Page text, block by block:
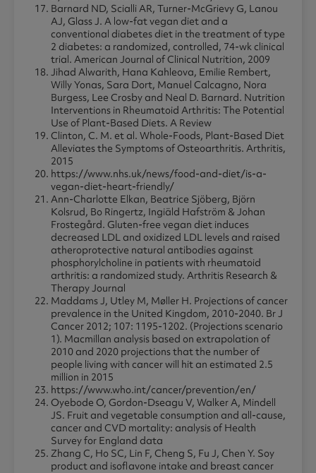
Barnard ND, Scialli AR, Turner-McGrievy G, Lanou
AJ, Glass J. A low-fat vegan diet and a
conventional diabetes diet in the treatment of type
2 diabetes: a randomized, controlled, 74-wk clinical
trial. American Journal of Clinical Nutrition, 2009
Jihad Alwarith, Hana Kahleova, Emilie Rembert,
Willy Yonas, Sara Dort, Manuel Calcagno, Nora
Burgess, Lee Crosby and Neal D. Barnard. Nutrition
Interventions in Rheumatoid Arthritis: The Potential
Use of Plant-Based Diets. A Review
Clinton, C. M. et al. Whole-Foods, Plant-Based Diet
Alleviates the Symptoms of Osteoarthritis. Arthritis,
2015
https://www.nhs.uk/news/food-and-diet/is-a-
vegan-diet-heart-friendly/
Ann-Charlotte Elkan, Beatrice Sjöberg, Björn
Kolsrud, Bo Ringertz, Ingiäld Hafström & Johan
Frostegård. Gluten-free vegan diet induces
decreased LDL and oxidized LDL levels and raised
atheroprotective natural antibodies against
phosphorylcholine in patients with rheumatoid
arthritis: a randomized study. Arthritis Research &
Therapy Journal
Maddams J, Utley M, Møller H. Projections of cancer
prevalence in the United Kingdom, 2010-2040. Br J
Cancer 2012; 107: 1195-1202. (Projections scenario
1). Macmillan analysis based on extrapolation of
2010 and 2020 projections that the number of
people living with cancer will hit an estimated 2.5
million in 2015
https://www.who.int/cancer/prevention/en/
Oyebode O, Gordon-Dseagu V, Walker A, Mindell
JS. Fruit and vegetable consumption and all-cause,
cancer and CVD mortality: analysis of Health
Survey for England data
Zhang C, Ho SC, Lin F, Cheng S, Fu J, Chen Y. Soy
product and isoflavone intake and breast cancer